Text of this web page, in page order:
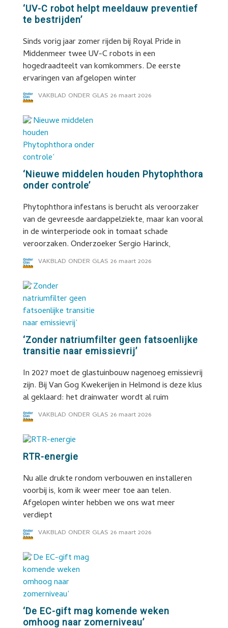
‘UV-C robot helpt meeldauw preventief
te bestrijden’
Sinds vorig jaar zomer rijden bij Royal Pride in
Middenmeer twee UV-C robots in een
hogedraadteelt van komkommers. De eerste
ervaringen van afgelopen winter
VAKBLAD ONDER GLAS 26 maart 2026
‘Nieuwe middelen houden Phytophthora
onder controle’
Phytophthora infestans is berucht als veroorzaker
van de gevreesde aardappelziekte, maar kan vooral
in de winterperiode ook in tomaat schade
veroorzaken. Onderzoeker Sergio Harinck,
VAKBLAD ONDER GLAS 26 maart 2026
‘Zonder natriumfilter geen fatsoenlijke
transitie naar emissievrij’
In 2027 moet de glastuinbouw nagenoeg emissievrij
zijn. Bij Van Gog Kwekerijen in Helmond is deze klus
al geklaard: het drainwater wordt al ruim
VAKBLAD ONDER GLAS 26 maart 2026
RTR-energie
Nu alle drukte rondom verbouwen en installeren
voorbij is, kom ik weer meer toe aan telen.
Afgelopen winter hebben we ons wat meer
verdiept
VAKBLAD ONDER GLAS 26 maart 2026
‘De EC-gift mag komende weken
omhoog naar zomerniveau’